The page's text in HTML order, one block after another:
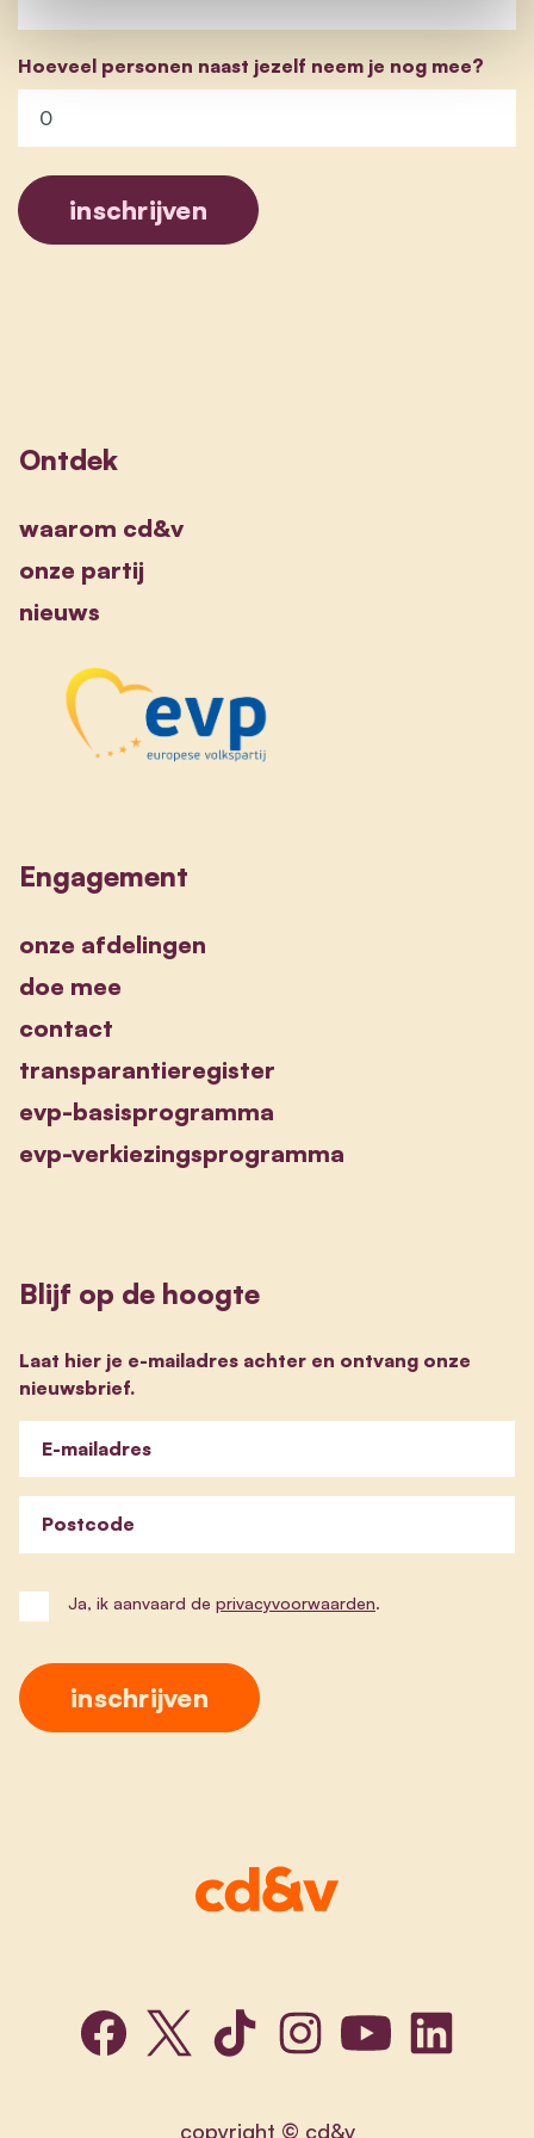
Hoeveel personen naast jezelf neem je nog mee?
Ontdek
waarom cd&v
onze partij
nieuws
Engagement
onze afdelingen
doe mee
contact
transparantieregister
evp-basisprogramma
evp-verkiezingsprogramma
Blijf op de hoogte
Laat hier je e-mailadres achter en ontvang onze
nieuwsbrief.
E-mailadres
Postcode
Ja, ik aanvaard de privacyvoorwaarden.
copyright © cd&v